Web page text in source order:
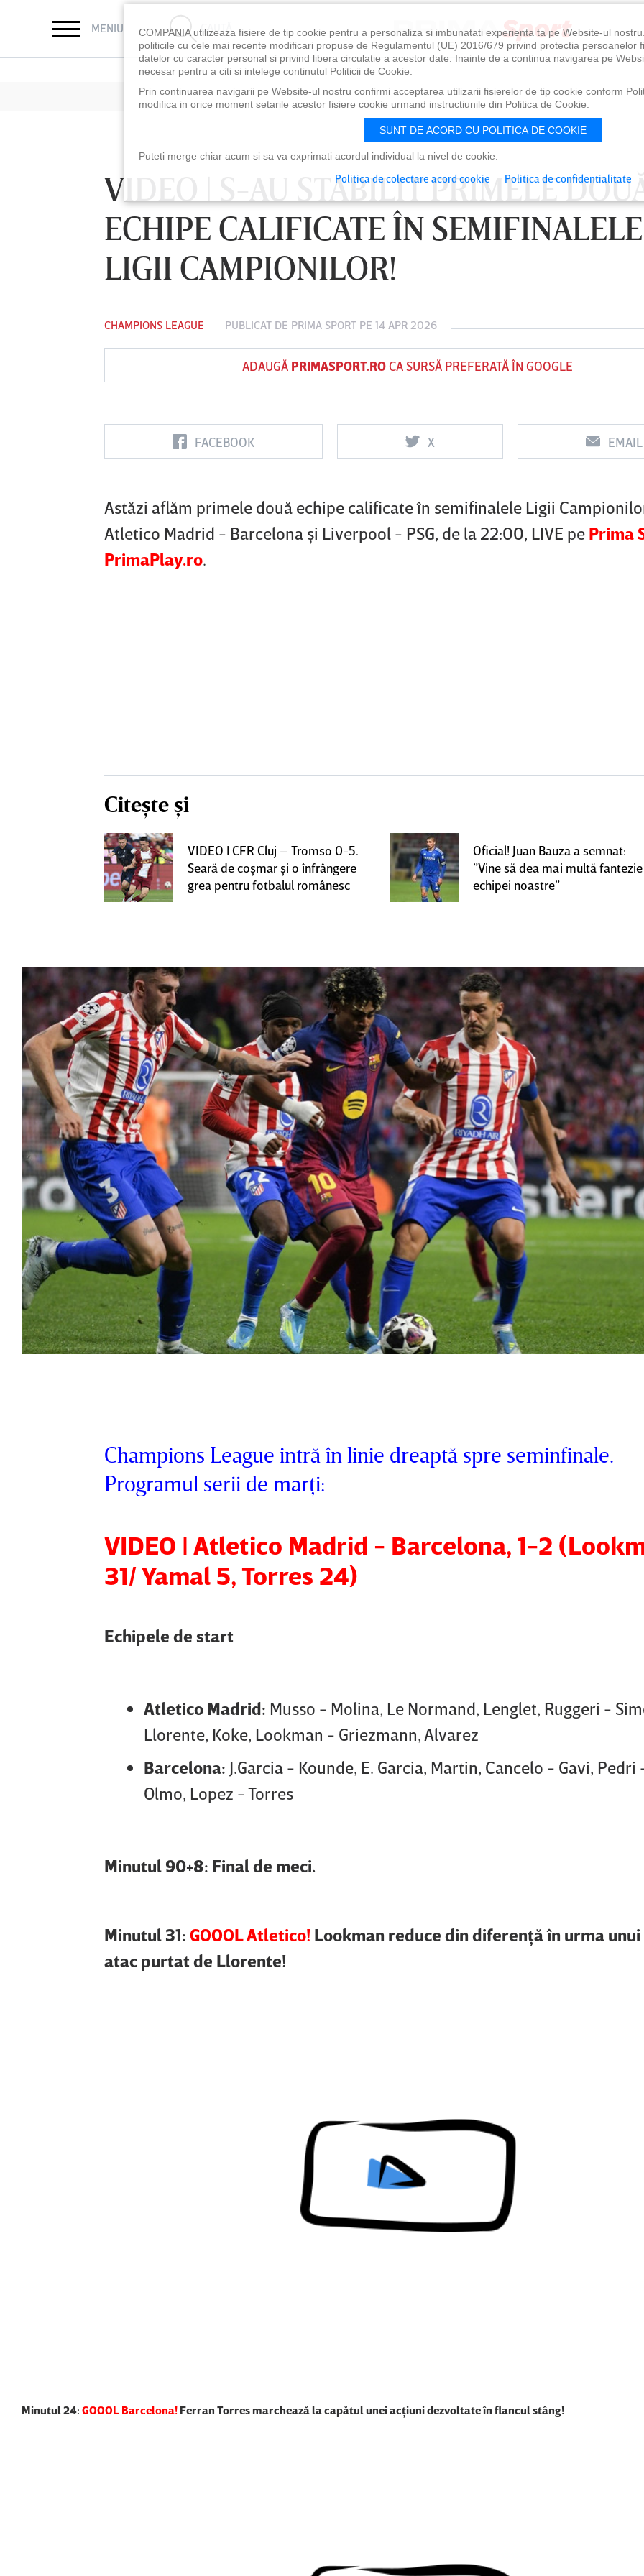
MENIU CAUTĂ
VIDEO | S-AU STABILIT PRIMELE DOUĂ
ECHIPE CALIFICATE ÎN SEMIFINALELE
LIGII CAMPIONILOR!
CHAMPIONS LEAGUE PUBLICAT DE PRIMA SPORT PE 14 APR 2026
ADAUGĂ PRIMASPORT.ROCA SURSĂ PREFERATĂ ÎN GOOGLE
FACEBOOK X EMAIL
Astăzi aflăm primele două echipe calificate în semifinalele Ligii
Atletico Madrid - Barcelona şi Liverpool - PSG, de la 22:00, LIVE pe Prima
PrimaPlay.ro.
Citește și
VIDEO | CFR Cluj – Tromso 0-5.
Seară de coşmar şi o înfrângere
grea pentru fotbalul românesc
Oficial! Juan Bauza a semnat:
”Vine să dea mai multă fantezie
echipei noastre”
Champions League intră în linie dreaptă spre seminfinale.
Programul serii de marţi:
VIDEO | Atletico Madrid - Barcelona, 1-2
31/ Yamal 5, Torres 24)
Echipele de start
Atletico Madrid: Musso - Molina, Le Normand, Lenglet, Ruggeri -
Llorente, Koke, Lookman - Griezmann, Alvarez
Barcelona: J.Garcia - Kounde, E. Garcia, Martin, Cancelo - Gavi, Pedri
Olmo, Lopez - Torres
Minutul 90+8: Final de meci.
Minutul 31: GOOOL Atletico! Lookman reduce din diferenţă în urma
atac purtat de Llorente!
Minutul 24: GOOOL Barcelona! Ferran Torres marchează la capătul unei acţiuni dezvoltate în flancul stâng!
FC Botoşani
Vs
Corvinul
Hunedoara
Sepsi OSK Sf
Vs
FCSB UTA Arad
Vs
Rapid
COMPANIA utilizeaza fisiere de tip cookie pentru a personaliza si imbunatati experienta ta pe Website-ul
politicile cu cele mai recente modificari propuse de Regulamentul (UE) 2016/679 privind protectia persoanelor
datelor cu caracter personal si privind libera circulatie a acestor date. Inainte de a continua navigarea pe
necesar pentru a citi si intelege continutul Politicii de Cookie.
Prin continuarea navigarii pe Website-ul nostru confirmi acceptarea utilizarii fisierelor de tip cookie conform
modifica in orice moment setarile acestor fisiere cookie urmand instructiunile din Politica de Cookie.
SUNT DE ACORD CU POLITICA DE COOKIE
Puteti merge chiar acum si sa va exprimati acordul individual la nivel de cookie:
Politica de colectare acord cookie Politica de confidentialitate